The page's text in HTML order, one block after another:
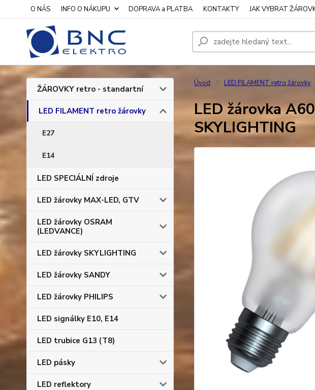
O NÁS INFO O NÁKUPU DOPRAVA a PLATBA KONTAKTY JAK VYBRAT
ŽÁROVKY retro - standartní
LED FILAMENT retro žárovky
E27
E14
LED SPECIÁLNÍ zdroje
LED žárovky MAX-LED, GTV
LED žárovky OSRAM
(LEDVANCE)
LED žárovky SKYLIGHTING
LED žárovky SANDY
LED žárovky PHILIPS
LED signálky E10, E14
LED trubice G13 (T8)
LED pásky
LED reflektory
Úvod LED FILAMENT retro žárovky
LED žárovka
SKYLIGHTING